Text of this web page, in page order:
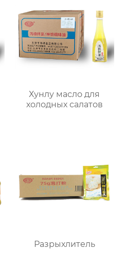
Хунлу масло для
холодных салатов
Разрыхлитель